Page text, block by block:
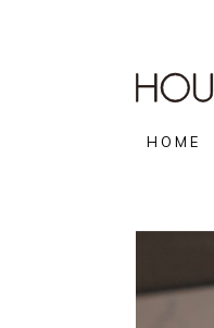
HOME